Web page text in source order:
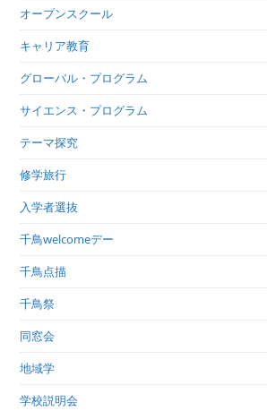
オープンスクール
キャリア教育
グローバル・プログラム
サイエンス・プログラム
テーマ探究
修学旅行
入学者選抜
千鳥welcomeデー
千鳥点描
千鳥祭
同窓会
地域学
学校説明会